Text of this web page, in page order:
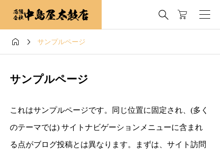

  サンプルページ
サンプルページ
これはサンプルページです。同じ位置に固定され、(多く
のテーマでは) サイトナビゲーションメニューに含まれ
る点がブログ投稿とは異なります。まずは、サイト訪問